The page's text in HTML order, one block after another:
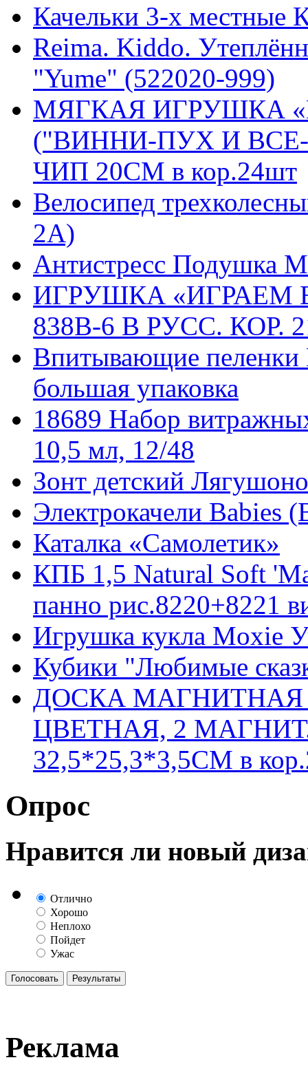
Качельки 3-х местные
Reima. Kiddo.
"Yume" (522020-999)
МЯГКАЯ ИГРУШКА
("ВИННИ-ПУХ И
ЧИП 20СМ в кор.24шт
Велосипед
2А)
Антистресс Подушка
ИГРУШКА «ИГРАЕМ
838B-6 В РУСС. КОР.
Впитывающие пеленки
большая упаковка
18689 Набор
10,5 мл, 12/48
Зонт детский
Электрокачели Babies
Каталка «Самолетик»
КПБ 1,5 Natural Soft
панно рис.8220+8221
Игрушка кукла Moxie
Кубики "Любимые
ДОСКА МАГНИТНАЯ
ЦВЕТНАЯ, 2
32,5*25,3*3,5СМ в
Опрос
Нравится ли новый
Отлично
Хорошо
Неплохо
Пойдет
Ужас
Реклама